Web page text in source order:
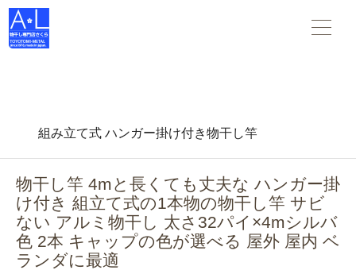
物干し竿 物干し台 布団干し がすべて揃う 物干し専門店さくら
。スタンダードな物干し・布団干しからデザインされた物干
し-- 創業45年の老舗物干しメーカーです。
組み立て式 ハンガー掛け付き物干し竿
物干し竿 4mと長くても丈夫な ハンガー掛
け付き 組立て式の1本物の物干し竿 サビ
ない アルミ物干し 太さ32パイ×4mシルバ
色 2本 キャップの色が選べる 屋外 屋内 ベ
ランダに最適